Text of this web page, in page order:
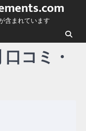
含まれています
コミ・